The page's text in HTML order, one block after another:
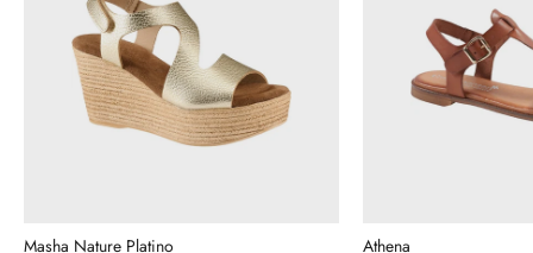
Masha Nature Platino Athena